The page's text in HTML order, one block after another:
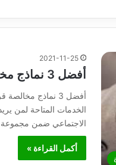
2021-11-25
أفضل 3 نماذج مخالصة قرض للتحميل
أفضل 3 نماذج
الخدمات المتاحة لمن
الاجتماعي ضمن
أكمل القراءة »